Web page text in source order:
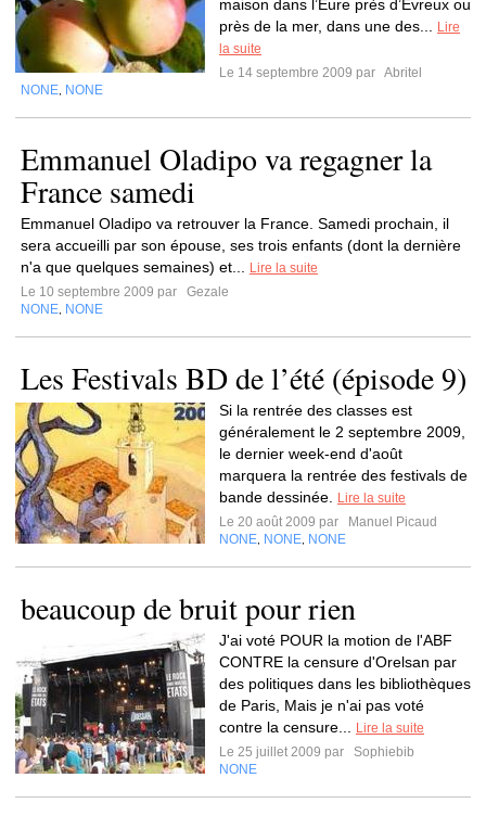
maison dans l’Eure près d’Evreux ou
près de la mer, dans une des...
Lire
la suite
Le 14 septembre 2009 par Abritel
NONE NONE
Emmanuel Oladipo va regagner la
France samedi
Emmanuel Oladipo va retrouver la France. Samedi prochain, il
sera accueilli par son épouse, ses trois enfants (dont la dernière
n'a que quelques semaines) et...
Lire la suite
Le 10 septembre 2009 par
Gezale
NONE NONE
Les Festivals BD de l’été (épisode 9)
Si la rentrée des classes est
généralement le 2 septembre 2009,
le dernier week-end d'août
marquera la rentrée des festivals de
bande dessinée.
Lire la suite
Le 20 août 2009 par
Manuel Picaud
NONE NONE NONE
beaucoup de bruit pour rien
J'ai voté POUR la motion de l'ABF
CONTRE la censure d'Orelsan par
des politiques dans les bibliothèques
de Paris, Mais je n'ai pas voté
contre la censure...
Lire la suite
Le 25 juillet 2009 par
Sophiebib
NONE